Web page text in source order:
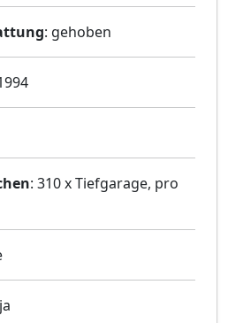
: gehoben
: 310 x Tiefgarage, pro